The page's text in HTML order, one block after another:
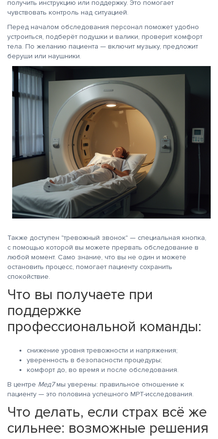
получить инструкцию или поддержку. Это помогает
чувствовать контроль над ситуацией.
Перед началом обследования персонал поможет удобно
устроиться, подберёт подушки и валики, проверит комфорт
тела. По желанию пациента — включит музыку, предложит
беруши или наушники.
Также доступен "тревожный звонок" — специальная кнопка,
с помощью которой вы можете прервать обследование в
любой момент. Само знание, что вы не один и можете
остановить процесс, помогает пациенту сохранить
спокойствие.
Что вы получаете при
поддержке
профессиональной команды:
снижение уровня тревожности и напряжения;
уверенность в безопасности процедуры;
комфорт до, во время и после обследования.
В центре Мед7мы уверены: правильное отношение к
пациенту — это половина успешного МРТ-исследования.
Что делать, если страх всё же
сильнее: возможные решения